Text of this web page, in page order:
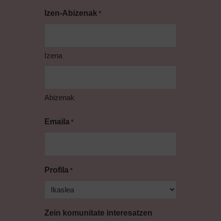
Izen-Abizenak *
Izena
Abizenak
Emaila *
Profila *
Zein komunitate interesatzen